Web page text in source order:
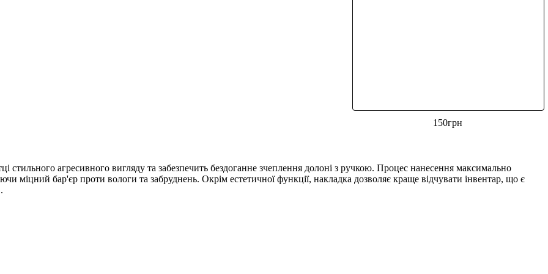
150грн
стильного агресивного вигляду та забезпечить бездоганне зчеплення долоні з ручкою. Процес нанесення максимально
міцний бар'єр проти вологи та забруднень. Окрім естетичної функції, накладка дозволяє краще відчувати інвентар, що є